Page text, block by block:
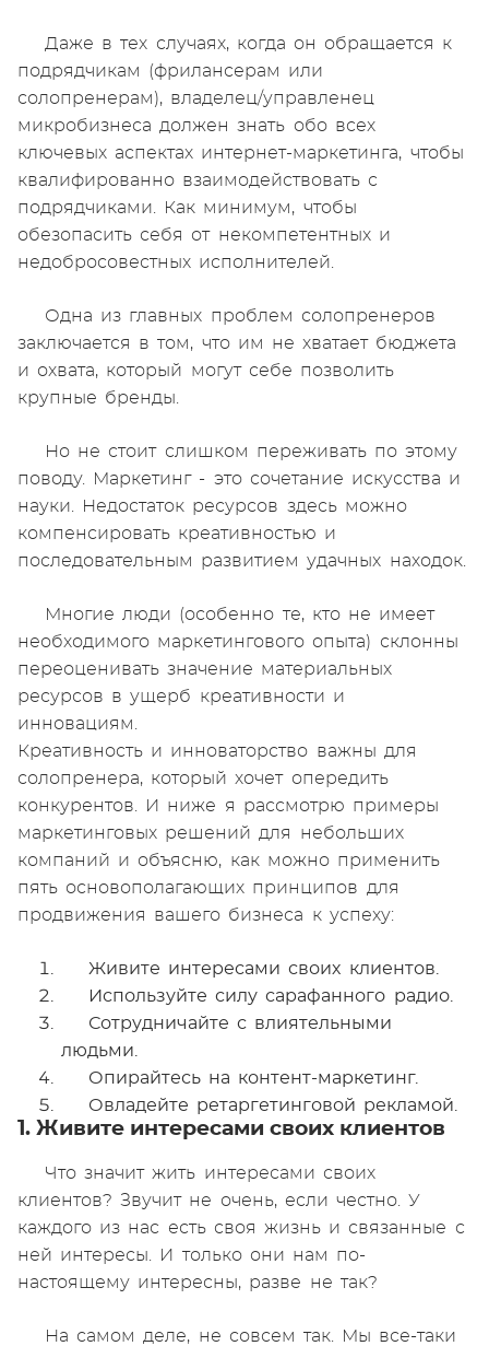
Даже в тех случаях, когда он обращается к
подрядчикам (фрилансерам или
солопренерам), владелец/управленец
микробизнеса должен знать обо всех
ключевых аспектах интернет-маркетинга, чтобы
квалифированно взаимодействовать с
подрядчиками. Как минимум, чтобы
обезопасить себя от некомпетентных и
недобросовестных исполнителей.
Одна из главных проблем солопренеров
заключается в том, что им не хватает бюджета
и охвата, который могут себе позволить
крупные бренды.
Но не стоит слишком переживать по этому
поводу. Маркетинг - это сочетание искусства и
науки. Недостаток ресурсов здесь можно
компенсировать креативностью и
последовательным развитием удачных находок.
Многие люди (особенно те, кто не имеет
необходимого маркетингового опыта) склонны
переоценивать значение материальных
ресурсов в ущерб креативности и
инновациям.
Креативность и инноваторство важны для
солопренера, который хочет опередить
конкурентов. И ниже я рассмотрю примеры
маркетинговых решений для небольших
компаний и объясню, как можно применить
пять основополагающих принципов для
продвижения вашего бизнеса к успеху:
Живите интересами своих клиентов.
Используйте силу сарафанного радио.
Сотрудничайте с влиятельными
людьми.
Опирайтесь на контент-маркетинг.
Овладейте ретаргетинговой рекламой.
1. Живите интересами своих клиентов
Что значит жить интересами своих
клиентов? Звучит не очень, если честно. У
каждого из нас есть своя жизнь и связанные с
ней интересы. И только они нам по-
настоящему интересны, разве не так?
На самом деле, не совсем так. Мы все-таки